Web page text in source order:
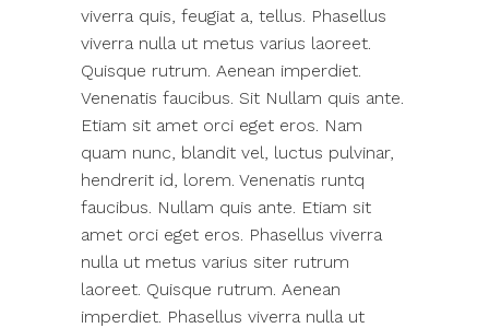
viverra quis, feugiat a, tellus. Phasellus
viverra nulla ut metus varius laoreet.
Quisque rutrum. Aenean imperdiet.
Venenatis faucibus. Sit Nullam quis ante.
Etiam sit amet orci eget eros. Nam
quam nunc, blandit vel, luctus pulvinar,
hendrerit id, lorem. Venenatis runtq
faucibus. Nullam quis ante. Etiam sit
amet orci eget eros. Phasellus viverra
nulla ut metus varius siter rutrum
laoreet. Quisque rutrum. Aenean
imperdiet. Phasellus viverra nulla ut